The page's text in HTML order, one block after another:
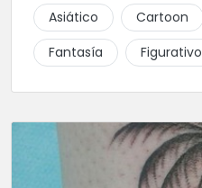
Asiático Cartoon
Fantasía
Figurativo